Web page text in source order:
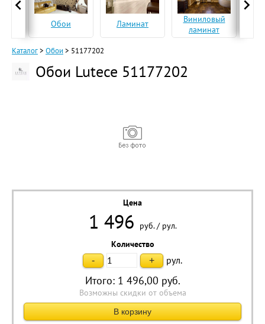
Обои Ламинат
Виниловый
ламинат
Каталог> Обои> 51177202
Обои Lutece 51177202
Цена
1 496 руб./ рул.
Количество
- + рул.
Итого: 1 496,00 руб.
Возможны скидки от объема
В корзину